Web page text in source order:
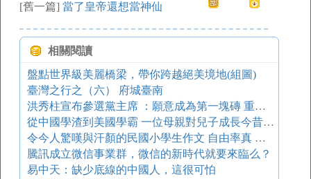
[舊一篇] 當了皇帝還想當神仙
相關閱讀
盤點世界級美麗橋梁，帶你跨越絕美境地(組圖)
臺灣之行之（六） 府城臺南
洪秀柱宣布參選黨主席 ：願意成為第一塊磚 重建百年國民黨
從中國學渣到美國學霸 一位母親對兒子成長今昔的所感所思
令今人驚嘆與汗顏的民國小學生作文 自由率真 快樂逍遙
騰訊成立微信事業群，微信的新時代就要來臨么？
易中天：缺少底線的中國人，這很可怕